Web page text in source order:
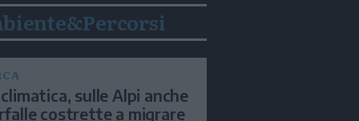
sulle Alpi anche
costrette a migrare